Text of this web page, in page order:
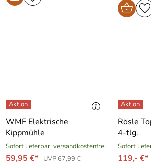
WMF Elektrische
Kippmühle
Sofort lieferbar, versandkostenfrei
59,95 €* UVP 67,99 €
Rösle
4-tlg.
Sofort
119,- €*